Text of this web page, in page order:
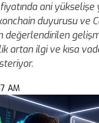
fiyatında ani yükselişe
duyurusu ve
değerlendirilen
artan ilgi ve kısa
AM